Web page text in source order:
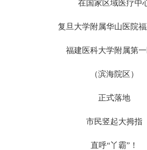
在国家区域医疗中
复旦大学附属华山医院福
福建医科大学附属第一
（滨海院区）
正式落地
市民竖起大拇指
直呼“丫霸”！